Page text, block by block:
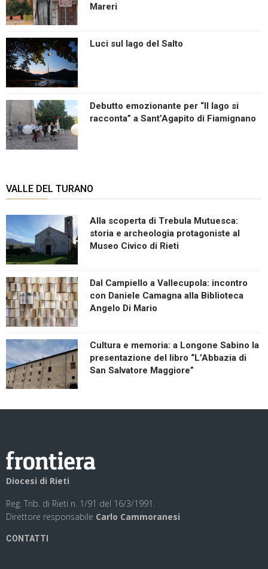
Mareri
Luci sul lago del Salto
Debutto emozionante per “Il lago si
racconta” a Sant’Agapito di Fiamignano
VALLE DEL TURANO
Alla scoperta di Trebula Mutuesca:
storia e archeologia protagoniste al
Museo Civico di Rieti
Dal Campiello a Vallecupola: incontro
con Daniele Camagna alla Biblioteca
Angelo Di Mario
Cultura e memoria: a Longone Sabino la
presentazione del libro “L’Abbazia di
San Salvatore Maggiore”
Diocesi di Rieti
Reg. Trib. di Rieti n. 1/91 del 16/3/1991.
Direttore responsabile Carlo Cammoranesi
CONTATTI